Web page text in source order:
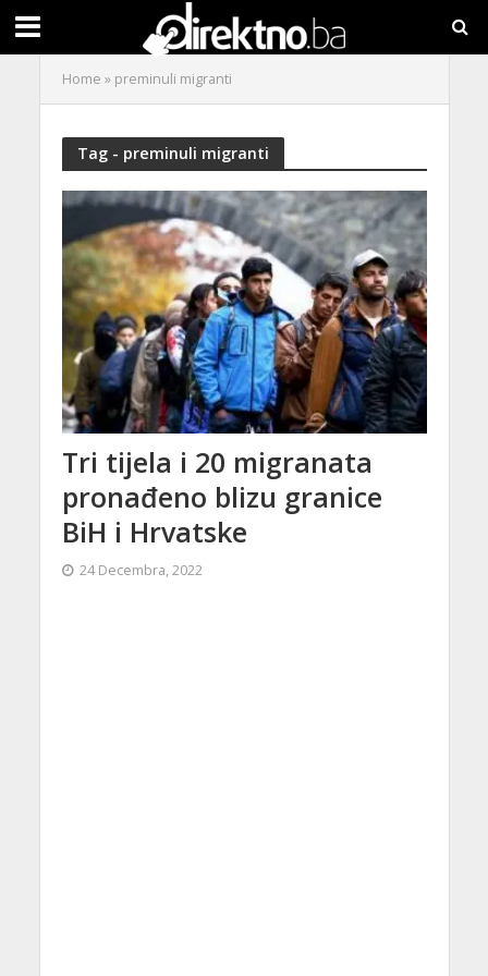
Home » preminuli migranti
Tag - preminuli migranti
Tri tijela i 20 migranata
pronađeno blizu granice
BiH i Hrvatske
24 Decembra, 2022